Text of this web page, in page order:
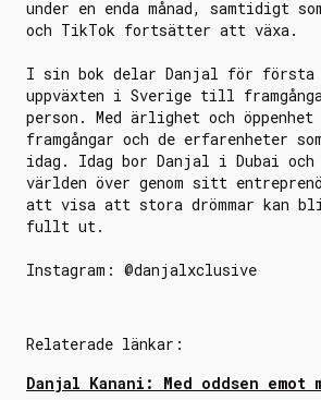
under en enda månad, samtidigt
och TikTok fortsätter att växa.
I sin bok delar Danjal för första
uppväxten i Sverige till
person. Med ärlighet och
framgångar och de erfarenheter
idag. Idag bor Danjal i Dubai
världen över genom sitt
att visa att stora drömmar kan
fullt ut.
Instagram: @danjalxclusive
Relaterade länkar:
Danjal Kanani: Med oddsen emot